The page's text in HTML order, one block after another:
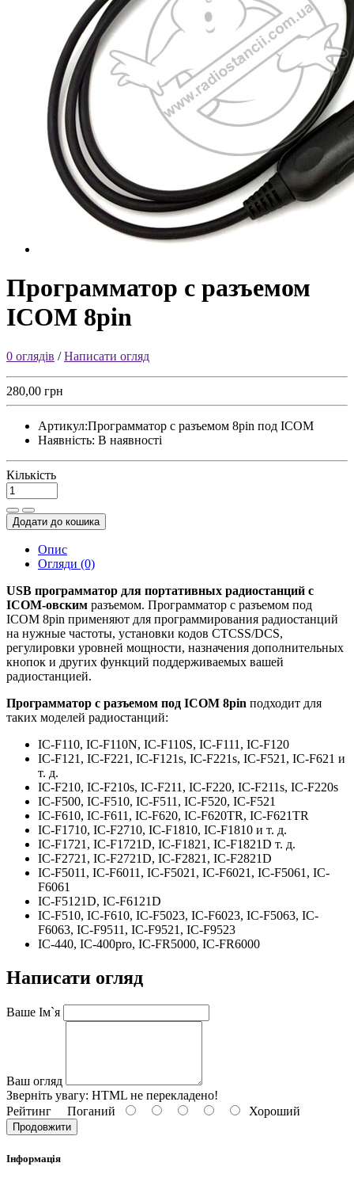
Программатор с разъемом
ICOM 8pin
0 оглядів /Написати огляд
280,00 грн
Артикул:Программатор с разъемом 8pin под ICOM
Наявність: В наявності
Кількість
Додати до кошика
Опис
Огляди (0)
USB программатор для портативных радиостанций с
ICOM-овским разъемом. Программатор с разъемом под
ICOM 8pin применяют для программирования радиостанций
на нужные частоты, установки кодов CTCSS/DCS,
регулировки уровней мощности, назначения дополнительных
кнопок и других функций поддерживаемых вашей
радиостанцией.
Программатор с разъемом под ICOM 8pin подходит для
таких моделей радиостанций:
IC-F110, IC-F110N, IC-F110S, IC-F111, IC-F120
IC-F121, IC-F221, IC-F121s, IC-F221s, IC-F521, IC-F621 и
т. д.
IC-F210, IC-F210s, IC-F211, IC-F220, IC-F211s, IC-F220s
IC-F500, IC-F510, IC-F511, IC-F520, IC-F521
IC-F610, IC-F611, IC-F620, IC-F620TR, IC-F621TR
IC-F1710, IC-F2710, IC-F1810, IC-F1810 и т. д.
IC-F1721, IC-F1721D, IC-F1821, IC-F1821D т. д.
IC-F2721, IC-F2721D, IC-F2821, IC-F2821D
IC-F5011, IC-F6011, IC-F5021, IC-F6021, IC-F5061, IC-
F6061
IC-F5121D, IC-F6121D
IC-F510, IC-F610, IC-F5023, IC-F6023, IC-F5063, IC-
F6063, IC-F9511, IC-F9521, IC-F9523
IC-440, IC-400pro, IC-FR5000, IC-FR6000
Написати огляд
Ваше Ім`я
Ваш огляд
Зверніть увагу: HTML не перекладено!
Рейтинг Поганий Хороший
Продовжити
Інформація